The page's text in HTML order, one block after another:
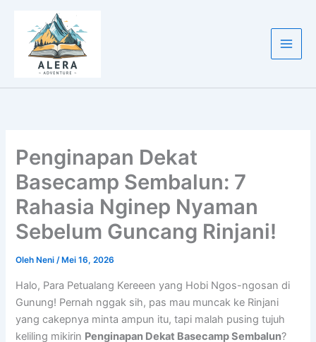
konten
Penginapan Dekat
Basecamp Sembalun: 7
Rahasia Nginep Nyaman
Sebelum Guncang Rinjani!
Oleh Neni/ Mei 16, 2026
Halo, Para Petualang Kereeen yang Hobi Ngos-ngosan di
Gunung! Pernah nggak sih, pas mau muncak ke Rinjani
yang cakepnya minta ampun itu, tapi malah pusing tujuh
keliling mikirin Penginapan Dekat Basecamp Sembalun?